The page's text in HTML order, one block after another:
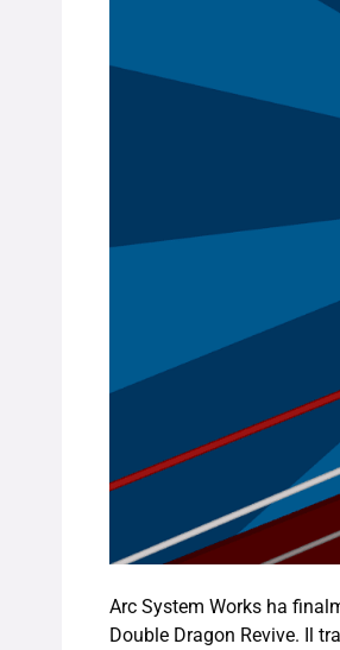
Arc System Works ha
Double Dragon Revive. Il